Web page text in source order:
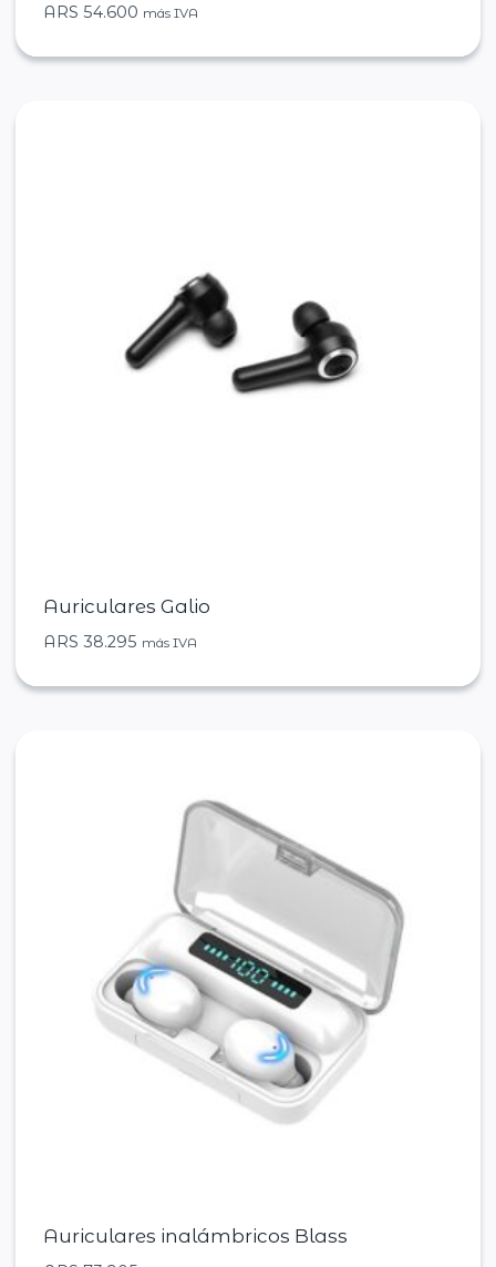
ARS 54.600 más IVA
Auriculares Galio
ARS 38.295 más IVA
Auriculares inalámbricos Blass